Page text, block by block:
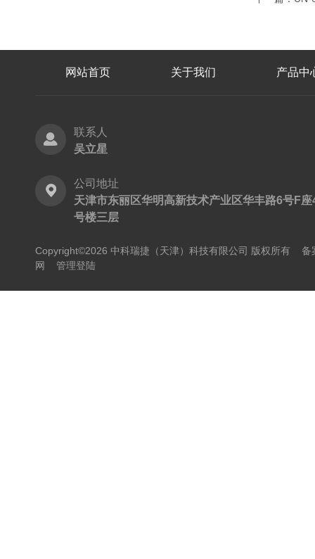
网站首页 关于我们 产品中
联系人
吴立星
公司地址
天津市东丽区华明高新技术产业区华丰路6号F座
号楼三层
Copyright©2026 中科瑞捷（天津）科技有限公司 版权所有 备
网
管理登陆